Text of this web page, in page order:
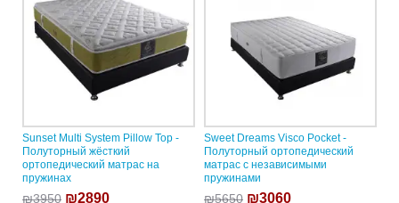
Sunset Multi System Pillow Top -
Полуторный жёсткий
ортопедический матрас на
пружинах
₪3950 ₪2890
Sweet Dreams Visco Pocket -
Полуторный ортопедический
матрас с независимыми
пружинами
₪5650 ₪3060